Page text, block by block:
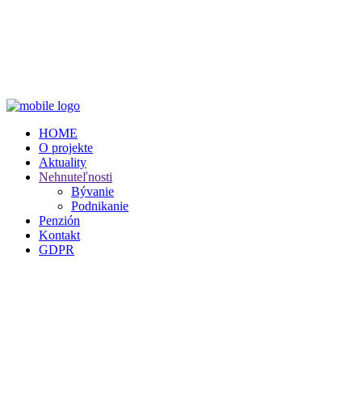
HOME
O projekte
Aktuality
Nehnuteľnosti
Bývanie
Podnikanie
Penzión
Kontakt
GDPR